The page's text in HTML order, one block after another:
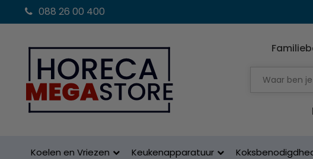
088 26 00 400
Koelen en Vriezen Keukenapparatuur